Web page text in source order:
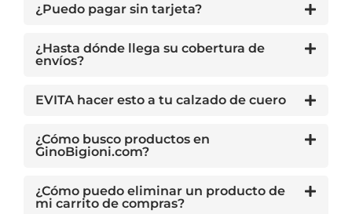
¿Puedo pagar sin tarjeta?
¿Hasta dónde llega su cobertura de
envíos?
EVITA hacer esto a tu calzado de cuero
¿Cómo busco productos en
GinoBigioni.com?
¿Cómo puedo eliminar un producto de
mi carrito de compras?